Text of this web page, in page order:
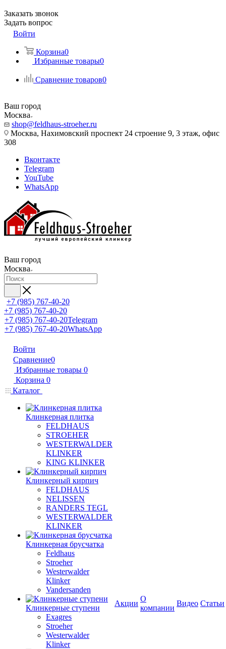
Заказать звонок
Задать вопрос
Войти
Корзина0
Избранные товары0
Сравнение товаров0
Ваш город
Москва
shop@feldhaus-stroeher.ru
Москва, Нахимовский проспект 24 строение 9, 3 этаж, офис
308
Вконтакте
Telegram
YouTube
WhatsApp
Ваш город
Москва
+7 (985) 767-40-20
+7 (985) 767-40-20
+7 (985) 767-40-20Telegram
+7 (985) 767-40-20WhatsApp
Войти
Сравнение0
Избранные товары 0
Корзина 0
Каталог
Клинкерная плитка
FELDHAUS
STROEHER
WESTERWALDER
KLINKER
KING KLINKER
Клинкерный кирпич
FELDHAUS
NELISSEN
RANDERS TEGL
WESTERWALDER
KLINKER
Клинкерная брусчатка
Feldhaus
Stroeher
Westerwalder
Klinker
Vandersanden
Клинкерные ступени
Exagres
Stroeher
Westerwalder
Klinker
Акции
О
компании
Видео Статьи